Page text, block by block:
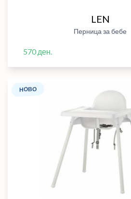
LEN
Перница за бебе
570 ден.
НОВО